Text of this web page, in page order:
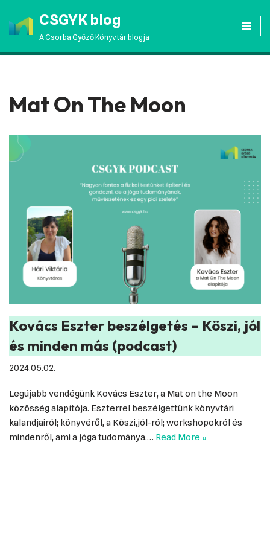
Skip
CSGYK blog
A Csorba Győző Könyvtár blogja
Mat On The Moon
Kovács Eszter beszélgetés – Köszi, jól
és minden más (podcast)
2024.05.02.
Legújabb vendégünk Kovács Eszter, a Mat on the Moon
közösség alapítója. Eszterrel beszélgettünk könyvtári
kalandjairól; könyvéről, a Köszi,jól-ról; workshopokról és
mindenről, ami a jóga tudománya.… Read More »